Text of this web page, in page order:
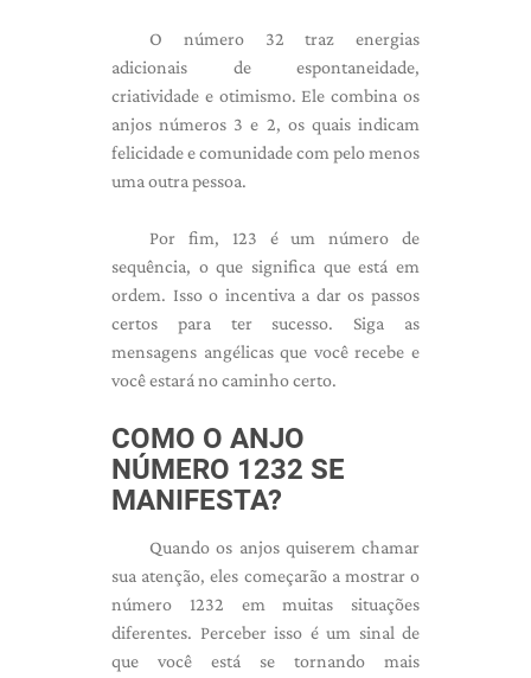
O número 32 traz energias
adicionais de espontaneidade,
criatividade e otimismo. Ele combina os
anjos números 3 e 2, os quais indicam
felicidade e comunidade com pelo menos
uma outra pessoa.
Por fim, 123 é um número de
sequência, o que significa que está em
ordem. Isso o incentiva a dar os passos
certos para ter sucesso. Siga as
mensagens angélicas que você recebe e
você estará no caminho certo.
COMO O ANJO
NÚMERO 1232 SE
MANIFESTA?
Quando os anjos quiserem chamar
sua atenção, eles começarão a mostrar o
número 1232 em muitas situações
diferentes. Perceber isso é um sinal de
que você está se tornando mais